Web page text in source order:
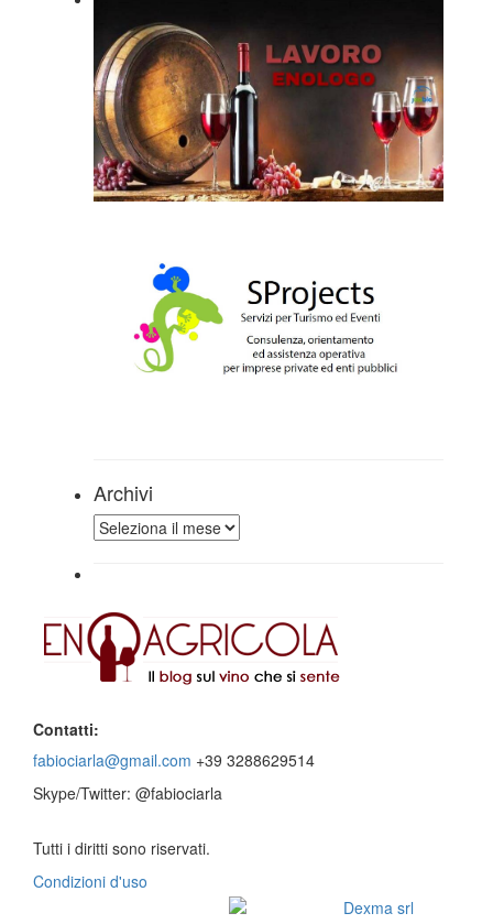
Archivi
Archivi
Contatti:
fabiociarla@gmail.com +39 3288629514
Skype/Twitter: @fabiociarla
Tutti i diritti sono riservati.
Condizioni d'uso
Dexma srl